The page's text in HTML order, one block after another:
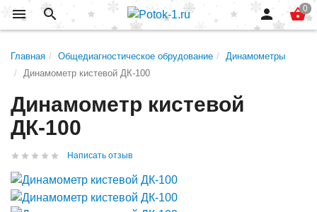
Главная Общедиагностическое обрудование
Динамометры
Динамометр кистевой ДК-100
Динамометр кистевой
ДК-100
Написать отзыв